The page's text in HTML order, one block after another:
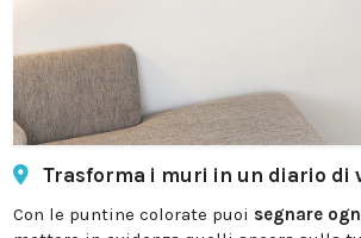
Trasforma i muri in un diario di
Con le puntine colorate puoi segnare